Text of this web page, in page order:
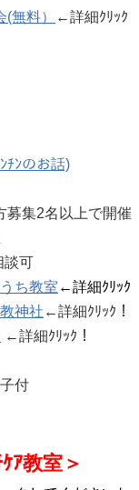
無料）
←詳細ｸﾘｯｸ
ﾁﾝのお話)
募集2名以上で開催
談可
ち教室 ←詳細ｸﾘｯｸ
神社 ←詳細ｸﾘｯｸ！
←詳細ｸﾘｯｸ！
付
ｱ教室＞